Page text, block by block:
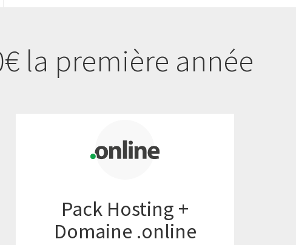
la première année
Pack Hosting +
Domaine .online